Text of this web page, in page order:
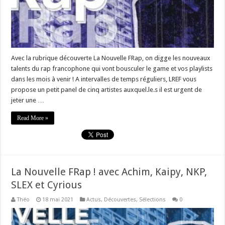
Avec la rubrique découverte La Nouvelle FRap, on digge les nouveaux
talents du rap francophone qui vont bousculer le game et vos playlists
dans les mois à venir ! A intervalles de temps réguliers, LREF vous
propose un petit panel de cinq artistes auxquel.le.s il est urgent de
jeter une …
Read More »
La Nouvelle FRap ! avec Achim, Kaipy, NKP,
SLEX et Cyrious
Théo 18 mai 2021 Actus, Découvertes, Sélections 0